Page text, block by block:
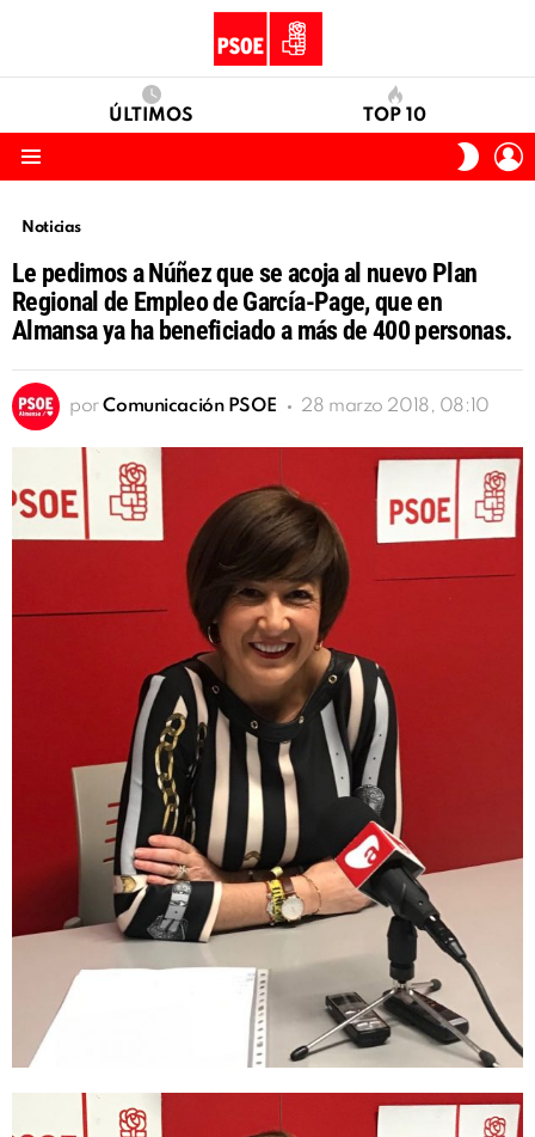
ÚLTIMOS TOP 10
SKIN
Noticias
Le pedimos a Núñez que se acoja al nuevo Plan
Regional de Empleo de García-Page, que en
Almansa ya ha beneficiado a más de 400 personas.
por Comunicación PSOE 28 marzo 2018, 08:10